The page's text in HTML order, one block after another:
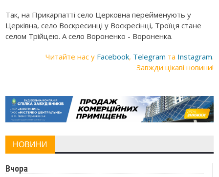
Так, на Прикарпатті село Церковна перейменують у
Церківна, село Воскресинці у Воскресінці, Троїця стане
селом Трійцею. А село Вороненко - Вороненка.
Читайте нас у Facebook, Telegram та Instagram.
Завжди цікаві новини!
НОВИНИ
Вчора